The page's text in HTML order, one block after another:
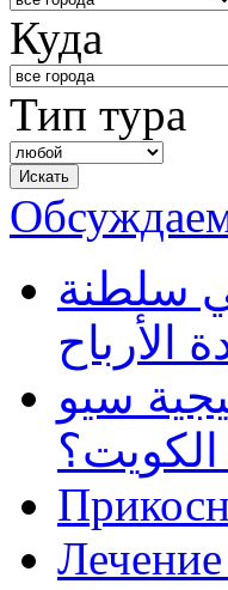
Куда
Тип тура
سلطنة
الأرباح
سيو